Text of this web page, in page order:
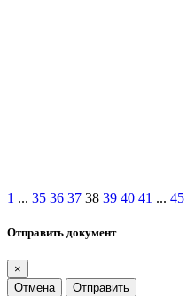
1 ... 35 36 37 38 39 40 41 ... 45
Отправить документ
×
Отмена
Отправить